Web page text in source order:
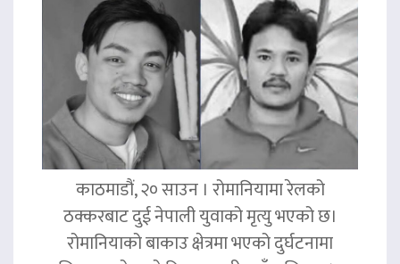
काठमाडौं, २० साउन । रोमानियामा रेलको
ठक्करबाट दुई नेपाली युवाको मृत्यु भएको छ।
रोमानियाको बाकाउ क्षेत्रमा भएको दुर्घटनामा